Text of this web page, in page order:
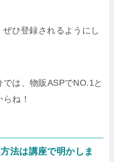
ひ登録されるようにし
では、物販ASPでNO.1と
ね！
法は講座で明かしま